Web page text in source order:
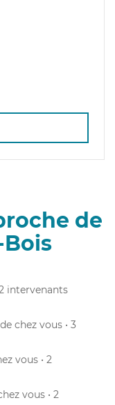
de
intervenants
chez vous • 3
vous • 2
vous • 2